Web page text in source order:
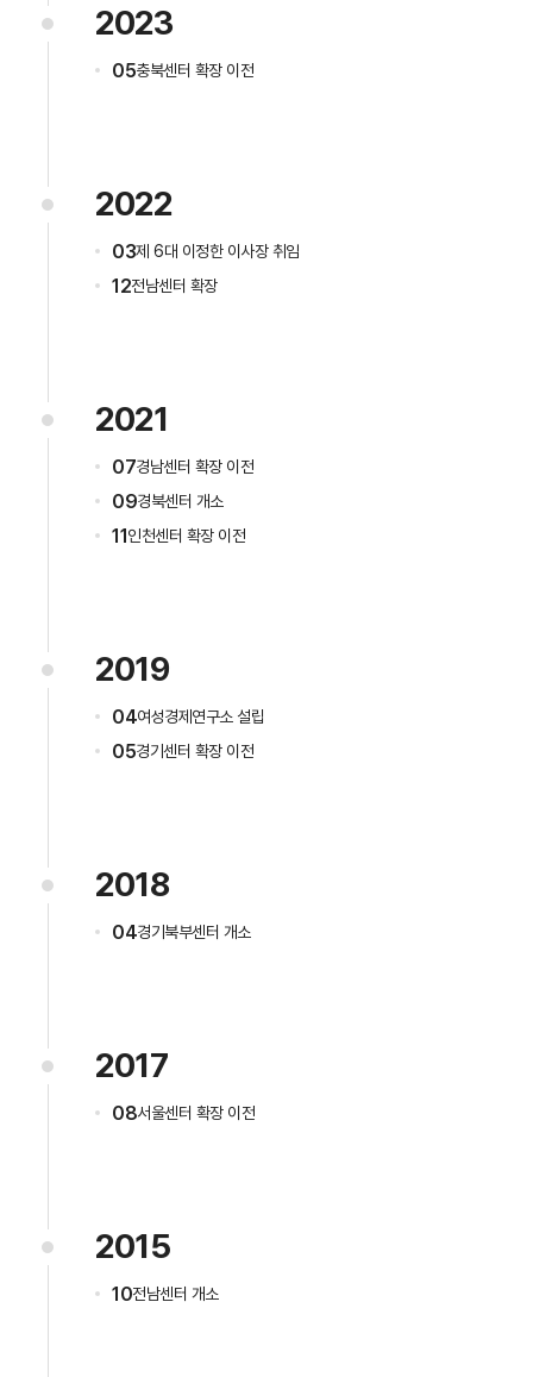
2023
05충북센터 확장 이전
2022
03제 6대 이정한 이사장 취임
12전남센터 확장
2021
07경남센터 확장 이전
09경북센터 개소
11인천센터 확장 이전
2019
04여성경제연구소 설립
05경기센터 확장 이전
2018
04경기북부센터 개소
2017
08서울센터 확장 이전
2015
10전남센터 개소